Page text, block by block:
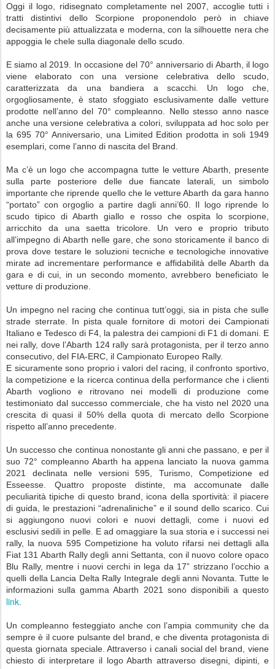
Oggi il logo, ridisegnato completamente nel 2007, accoglie tutti i
tratti distintivi dello Scorpione proponendolo però in chiave
decisamente più attualizzata e moderna, con la silhouette nera che
appoggia le chele sulla diagonale dello scudo.
E siamo al 2019. In occasione del 70° anniversario di Abarth, il logo
viene elaborato con una versione celebrativa dello scudo,
caratterizzata da una bandiera a scacchi. Un logo che,
orgogliosamente, è stato sfoggiato esclusivamente dalle vetture
prodotte nell’anno del 70° compleanno. Nello stesso anno nasce
anche una versione celebrativa a colori, sviluppata ad hoc solo per
la 695 70° Anniversario, una Limited Edition prodotta in soli 1949
esemplari, come l’anno di nascita del Brand.
Ma c’è un logo che accompagna tutte le vetture Abarth, presente
sulla parte posteriore delle due fiancate laterali, un simbolo
importante che riprende quello che le vetture Abarth da gara hanno
“portato” con orgoglio a partire dagli anni’60. Il logo riprende lo
scudo tipico di Abarth giallo e rosso che ospita lo scorpione,
arricchito da una saetta tricolore. Un vero e proprio tributo
all’impegno di Abarth nelle gare, che sono storicamente il banco di
prova dove testare le soluzioni tecniche e tecnologiche innovative
mirate ad incrementare performance e affidabilità delle Abarth da
gara e di cui, in un secondo momento, avrebbero beneficiato le
vetture di produzione.
Un impegno nel racing che continua tutt’oggi, sia in pista che sulle
strade sterrate. In pista quale fornitore di motori dei Campionati
Italiano e Tedesco di F4, la palestra dei campioni di F1 di domani. E
nei rally, dove l’Abarth 124 rally sarà protagonista, per il terzo anno
consecutivo, del FIA-ERC, il Campionato Europeo Rally.
E sicuramente sono proprio i valori del racing, il confronto sportivo,
la competizione e la ricerca continua della performance che i clienti
Abarth vogliono e ritrovano nei modelli di produzione come
testimoniato dal successo commerciale, che ha visto nel 2020 una
crescita di quasi il 50% della quota di mercato dello Scorpione
rispetto all’anno precedente.
Un successo che continua nonostante gli anni che passano, e per il
suo 72° compleanno Abarth ha appena lanciato la nuova gamma
2021 declinata nelle versioni 595, Turismo, Competizione ed
Esseesse. Quattro proposte distinte, ma accomunate dalle
peculiarità tipiche di questo brand, icona della sportività: il piacere
di guida, le prestazioni “adrenaliniche” e il sound dello scarico. Cui
si aggiungono nuovi colori e nuovi dettagli, come i nuovi ed
esclusivi sedili in pelle. E ad omaggiare la sua storia e i successi nei
rally, la nuova 595 Competizione ha voluto rifarsi nei dettagli alla
Fiat 131 Abarth Rally degli anni Settanta, con il nuovo colore opaco
Blu Rally, mentre i nuovi cerchi in lega da 17” strizzano l’occhio a
quelli della Lancia Delta Rally Integrale degli anni Novanta. Tutte le
informazioni sulla gamma Abarth 2021 sono disponibili a questo
link
Un compleanno festeggiato anche con l’ampia community che da
sempre è il cuore pulsante del brand, e che diventa protagonista di
questa giornata speciale. Attraverso i canali social del brand, viene
chiesto di interpretare il logo Abarth attraverso disegni, dipinti, e